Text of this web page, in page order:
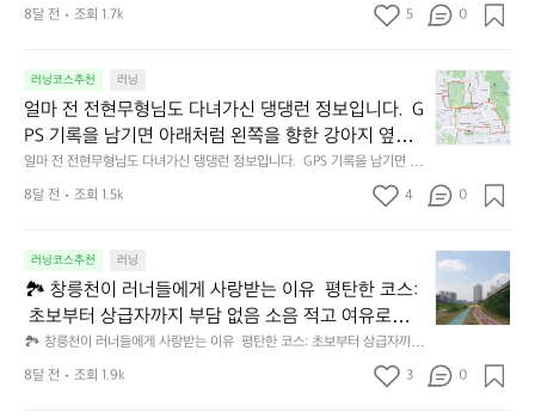
이
은
매
장
이
서
동
에
러
너
를
한
베
의
환
길,
평
탄
약
간
르
막
섞
임
특
징:
&
시
체
육
공
간
주
공
운
장
은
규
육
수  🎒 남산 런 추천 스타일 기록 훈련 런: 일정 페이스
립극장 주차장 회현·명동 집결 후 합류 콘텐츠 런: 남산
타워 배경 촬영 포인트 다수  ⚠️ 유의사항 주말·낮 시간
대 관광객 많음 자전거와 동선 겹치는 구간 주의 겨울
철: 노면 결빙 구간 체크 필수
한
티
런
남
산
은
서
중
에
위
한
남
니다. -구간마다 거리 조절이 쉬워 3km~10km까지 다
거리 확장과 풍경 변화가 좋아요. 예시 코스) -장미공
원 → 중랑역 방향 왕복: 약 5km -장미공원 → 상봉교
방향 왕복: 약 7km -장미공원 → 청계천 합류/용비교
방향: 10km 이상 옵션도 가능 💡 장점 -평지 + 넓은
산책로 위주라 페이스 안정적 -야간 조명도 잘 되어
설 📍 지하철 태릉입구역(6·7호선) 중화역(7호선) 먹
골역(7호선) 중랑역(경의중앙선) → 여러 진입점이 있
어 출발/도착 포인트 선택이 유리해요.
km -장미공원 → 청계천 합류/용비교 방향: 10km 이상 옵션도 가능 💡 장
점 -평지 + 넓은 산책로 위주라 페이스 안정적 -야간 조명도 잘 되어 있어 저
7호선) 중화역(7호선) 먹골역(7호선) 중랑역(경의중앙선) → 여러 진입점이
있어 출발/도착 포인트 선택이 유리해요.
닝
추
천
(서
울
랑)
중
랑
구
공
적절히 섞여 충격이 적고, 숲이 깊어서 여름·겨울 모두
인기🙏 장점: 출퇴근 시간에도 비교적 쾌적, 가로등 있
10번 출구 → 선릉 입구 매표소 지나 오른쪽 외곽길 진
입 → 숲길을 따라 순환 → 원하는 지점에서 2~3바퀴 반
복 종료: 동일 지점 회귀 TIP: 러닝은 외곽 순환코스가
가장 부드럽고 흐름이 좋음.
+ 데크길이 적절히 섞여 충격이 적고, 숲이 깊어서 여름·겨울 모두 인기🙏
길 진입 → 숲길을 따라 순환 → 원하는 지점에서 2~3바퀴 반복 종료: 동일 지
점 회귀 TIP: 러닝은 외곽 순환코스가 가장 부드럽고 흐름이 좋음.
추
소!
서
울
2
선
역
1
0
번
구
8달 전 조회 1.7k 5 0
러닝코스추천 러닝
얼마 전 전현무형님도 다녀가신 댕댕런 정보입니다.  G
PS 기록을 남기면 아래처럼 왼쪽을 향한 강아지 옆모
습 실루엣이 나오는 코스입니다.  댕댕런 GPS 아트를
만드는 핵심은 **‘라인 생성 지점’**과 **‘회전 포인트’*
*를 정확히 찍는 것입니다.  🔧 STEP 1. 기본 지도 설정
3 블록 보기  기준점 3개 설정 A: 경복궁역 5번 출구
(얼굴) B: 세종문화회관 뒤편 로터리 (귀) C: 사직공원
입구 (등/꼬리)  🔧 STEP 2. 강아지 실루엣 구성 귀:
세종문화회관 뒤편 골목에서 짧게 U턴 등 라인: 경복
궁 돌담길(서쪽) 직선 구간 꼬리 포인트: 사직동 주민
얼마 전 전현무형님도 다녀가신 댕댕런 정보입니다.  GPS 기록을 남기면 아
래처럼 왼쪽을 향한 강아지 옆모습 실루엣이 나오는 코스입니다.  댕댕런 G
PS 아트를 만드는 핵심은 **‘라인 생성 지점’**과 **‘회전 포인트’**를 정확히
(얼굴) B: 세종문화회관 뒤편 로터리 (귀) C: 사직공원 입구 (등/꼬리)  🔧 S
TEP 2. 강아지 실루엣 구성 귀: 세종문화회관 뒤편 골목에서 짧게 U턴 등 라
인: 경복궁 돌담길(서쪽) 직선 구간 꼬리 포인트: 사직동 주민센터 근처에서
살짝 꺾기 다리 부분: 경복궁 서문(영추문) 남측 골목으로 들어갔다가 나오
기 입 부분: 광화문역 방향으로 짧게 내려갔다가 올라오면 입/턱 라인이 생
김 🔧 STEP 3. GPS 아트 완성 팁 과도한 직선 금지: 곡선 느낌을 내려면 작
은 골목으로 살짝 진입했다가 나오는 방식 역주행 금지: 한 번 지나간 길을
다시 가지 않도록 흐름을 만들면 더 깔끔함 트래픽 적은 시간 선택: 도심은
얼
마
전
전
무
도
다
녀
가
댕
8달 전 조회 1.5k 4 0
러닝코스추천 러닝
🏞 창릉천이 러너들에게 사랑받는 이유  평탄한 코스:
초보부터 상급자까지 부담 없음 소음 적고 여유로움
많음: 도심과 자연의 딱 중간 느낌 노을 명소: 무원초–
능곡 구간은 고양 노을 스폿으로 유명 이정표가 잘 정
돈된 하천길: 방향 스트레스 없이 달릴 수 있음 야간 가
🏞 창릉천이 러너들에게 사랑받는 이유  평탄한 코스: 초보부터 상급자까지
부담 없음 소음 적고 여유로움 많음: 도심과 자연의 딱 중간 느낌 노을 명소:
무원초–능곡 구간은 고양 노을 스폿으로 유명 이정표가 잘 정돈된 하천길:
🏞
창
릉
이
러
8달 전 조회 1.9k 3 0